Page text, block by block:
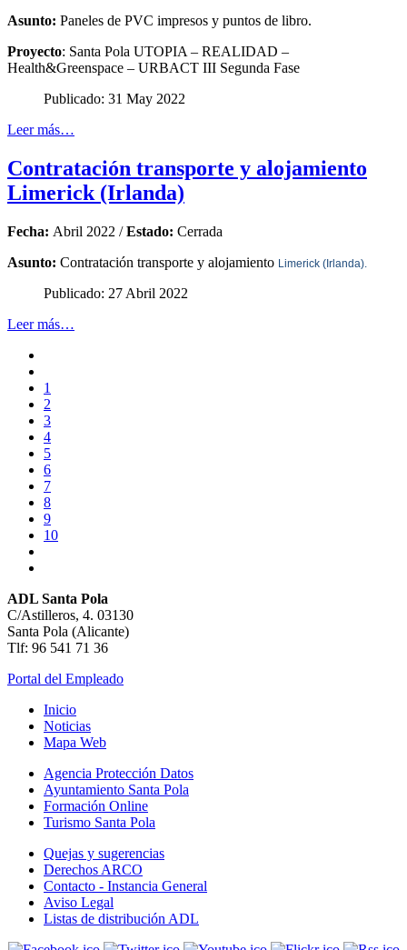
Asunto: Paneles de PVC impresos y puntos de libro.
Proyecto: Santa Pola UTOPIA – REALIDAD –
Health&Greenspace – URBACT III Segunda Fase
Publicado: 31 May 2022
Leer más…
Contratación transporte y alojamiento
Limerick (Irlanda)
Fecha: Abril 2022 /Estado: Cerrada
Asunto: Contratación transporte y alojamiento Limerick (Irlanda).
Publicado: 27 Abril 2022
Leer más…
1
2
3
4
5
6
7
8
9
10
ADL Santa Pola
C/Astilleros, 4. 03130
Santa Pola (Alicante)
Tlf: 96 541 71 36
Portal del Empleado
Inicio
Noticias
Mapa Web
Agencia Protección Datos
Ayuntamiento Santa Pola
Formación Online
Turismo Santa Pola
Quejas y sugerencias
Derechos ARCO
Contacto - Instancia General
Aviso Legal
Listas de distribución ADL